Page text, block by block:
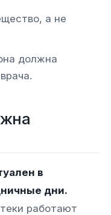
а не
должна
в
дни.
работают